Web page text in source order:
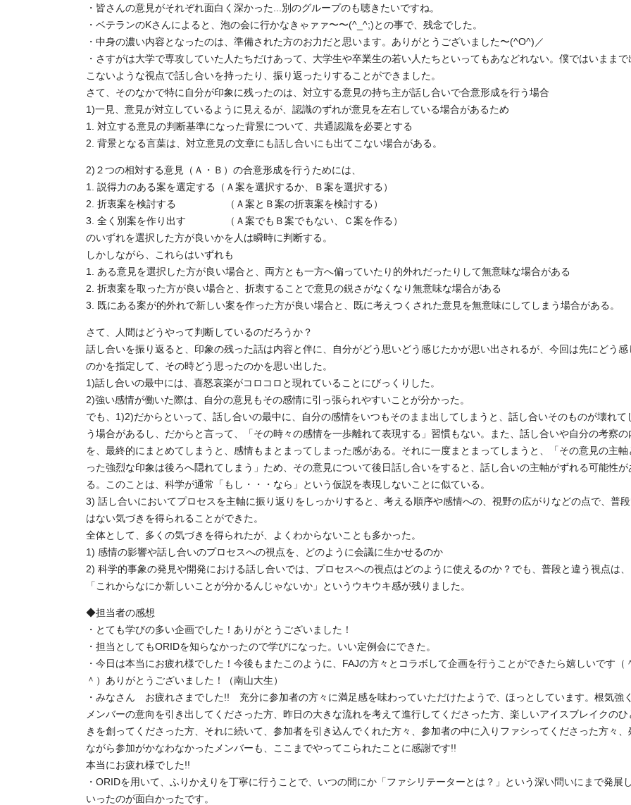
・皆さんの意見がそれぞれ面白く深かった...別のグループのも聴きたいですね。
・ベテランのKさんによると、泡の会に行かなきゃァァ〜〜(^_^;)との事で、残念でした。
・中身の濃い内容となったのは、準備された方のお力だと思います。ありがとうございました〜(^O^)／
・さすがは大学で専攻していた人たちだけあって、大学生や卒業生の若い人たちといってもあなどれない。僕ではいままで
こないような視点で話し合いを持ったり、振り返ったりすることができました。
さて、そのなかで特に自分が印象に残ったのは、対立する意見の持ち主が話し合いで合意形成を行う場合
1)一見、意見が対立しているように見えるが、認識のずれが意見を左右している場合があるため
1. 対立する意見の判断基準になった背景について、共通認識を必要とする
2. 背景となる言葉は、対立意見の文章にも話し合いにも出てこない場合がある。
2)２つの相対する意見（Ａ・Ｂ）の合意形成を行うためには、
1. 説得力のある案を選定する（Ａ案を選択するか、Ｂ案を選択する）
2. 折衷案を検討する （Ａ案とＢ案の折衷案を検討する）
3. 全く別案を作り出す （Ａ案でもＢ案でもない、Ｃ案を作る）
のいずれを選択した方が良いかを人は瞬時に判断する。
しかしながら、これらはいずれも
1. ある意見を選択した方が良い場合と、両方とも一方へ偏っていたり的外れだったりして無意味な場合がある
2. 折衷案を取った方が良い場合と、折衷することで意見の鋭さがなくなり無意味な場合がある
3. 既にある案が的外れで新しい案を作った方が良い場合と、既に考えつくされた意見を無意味にしてしまう場合がある。
さて、人間はどうやって判断しているのだろうか？
話し合いを振り返ると、印象の残った話は内容と伴に、自分がどう思いどう感じたかが思い出されるが、今回は先にどう感
のかを指定して、その時どう思ったのかを思い出した。
1)話し合いの最中には、喜怒哀楽がコロコロと現れていることにびっくりした。
2)強い感情が働いた際は、自分の意見もその感情に引っ張られやすいことが分かった。
でも、1)2)だからといって、話し合いの最中に、自分の感情をいつもそのまま出してしまうと、話し合いそのものが壊れて
う場合があるし、だからと言って、「その時々の感情を一歩離れて表現する」習慣もない。また、話し合いや自分の考察の
を、最終的にまとめてしまうと、感情もまとまってしまった感がある。それに一度まとまってしまうと、「その意見の主軸
った強烈な印象は後ろへ隠れてしまう」ため、その意見について後日話し合いをすると、話し合いの主軸がずれる可能性が
る。このことは、科学が通常「もし・・・なら」という仮説を表現しないことに似ている。
3) 話し合いにおいてプロセスを主軸に振り返りをしっかりすると、考える順序や感情への、視野の広がりなどの点で、普
はない気づきを得られることができた。
全体として、多くの気づきを得られたが、よくわからないことも多かった。
1) 感情の影響や話し合いのプロセスへの視点を、どのように会議に生かせるのか
2) 科学的事象の発見や開発における話し合いでは、プロセスへの視点はどのように使えるのか？でも、普段と違う視点は、
「これからなにか新しいことが分かるんじゃないか」というウキウキ感が残りました。
◆担当者の感想
・とても学びの多い企画でした！ありがとうございました！
・担当としてもORIDを知らなかったので学びになった。いい定例会にできた。
・今日は本当にお疲れ様でした！今後もまたこのように、FAJの方々とコラボして企画を行うことができたら嬉しいです（
＾）ありがとうございました！（南山大生）
・みなさん お疲れさまでした!! 充分に参加者の方々に満足感を味わっていただけたようで、ほっとしています。根気強
メンバーの意向を引き出してくださった方、昨日の大きな流れを考えて進行してくださった方、楽しいアイスブレイクのひ
きを創ってくださった方、それに続いて、参加者を引き込んでくれた方々、参加者の中に入りファシってくださった方々、
ながら参加がかなわなかったメンバーも、ここまでやってこられたことに感謝です!!
本当にお疲れ様でした!!
・ORIDを用いて、ふりかえりを丁寧に行うことで、いつの間にか「ファシリテーターとは？」という深い問いにまで発展
いったのが面白かったです。